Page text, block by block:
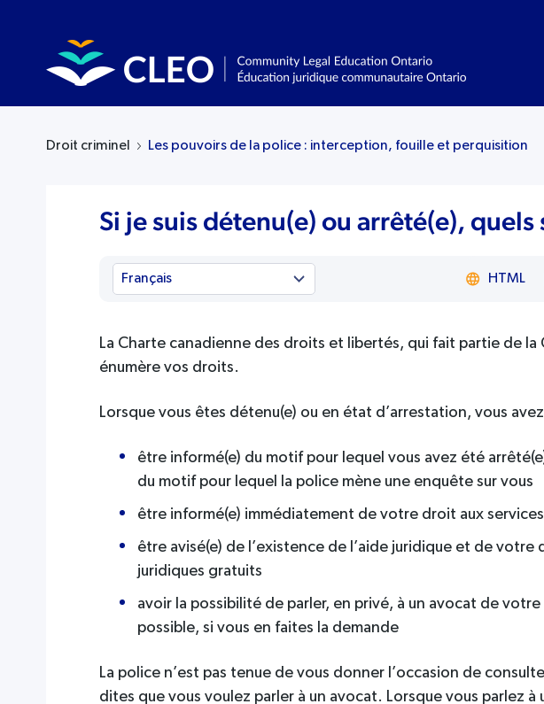
Droit criminel Les pouvoirs de la police : interception, fouille et perquisition
Si je suis détenu(e) ou arrêté(e), quels
HTML
La Charte canadienne des droits et libertés, qui fait partie de
énumère vos droits.
Lorsque vous êtes détenu(e) ou en état d’arrestation, vous
être informé(e) du motif pour lequel vous avez été
du motif pour lequel la police mène une enquête sur vous
être informé(e) immédiatement de votre droit aux services
être avisé(e) de l’existence de l’aide juridique et de votre
juridiques gratuits
avoir la possibilité de parler, en privé, à un avocat de
possible, si vous en faites la demande
La police n’est pas tenue de vous donner l’occasion de
dites que vous voulez parler à un avocat. Lorsque vous parlez à